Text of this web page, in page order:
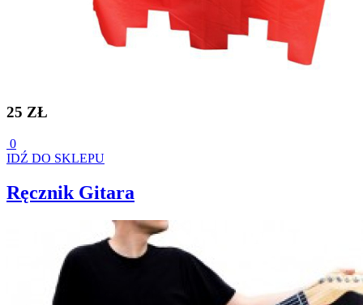
25 ZŁ
0
IDŹ DO SKLEPU
Ręcznik Gitara